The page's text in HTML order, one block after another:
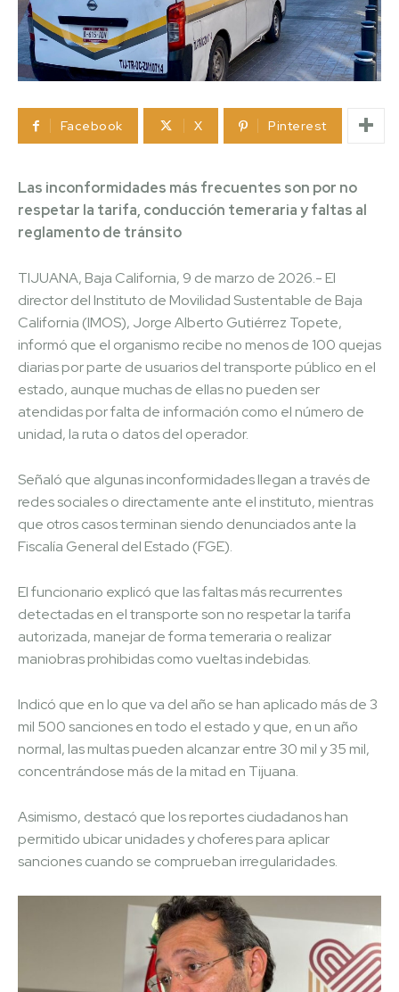
Facebook X Pinterest
Las inconformidades más frecuentes son por no
respetar la tarifa, conducción temeraria y faltas al
reglamento de tránsito
TIJUANA, Baja California, 9 de marzo de 2026.- El
director del Instituto de Movilidad Sustentable de Baja
California (IMOS), Jorge Alberto Gutiérrez Topete,
informó que el organismo recibe no menos de 100 quejas
diarias por parte de usuarios del transporte público en el
estado, aunque muchas de ellas no pueden ser
atendidas por falta de información como el número de
unidad, la ruta o datos del operador.
Señaló que algunas inconformidades llegan a través de
redes sociales o directamente ante el instituto, mientras
que otros casos terminan siendo denunciados ante la
Fiscalía General del Estado (FGE).
El funcionario explicó que las faltas más recurrentes
detectadas en el transporte son no respetar la tarifa
autorizada, manejar de forma temeraria o realizar
maniobras prohibidas como vueltas indebidas.
Indicó que en lo que va del año se han aplicado más de 3
mil 500 sanciones en todo el estado y que, en un año
normal, las multas pueden alcanzar entre 30 mil y 35 mil,
concentrándose más de la mitad en Tijuana.
Asimismo, destacó que los reportes ciudadanos han
permitido ubicar unidades y choferes para aplicar
sanciones cuando se comprueban irregularidades.